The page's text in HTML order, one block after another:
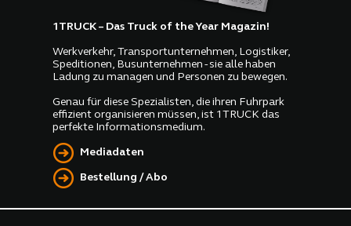
1TRUCK – Das Truck of the Year Magazin!
Werkverkehr, Transportunternehmen, Logistiker,
Speditionen, Busunternehmen - sie alle haben
Ladung zu managen und Personen zu bewegen.
Genau für diese Spezialisten, die ihren Fuhrpark
effizient organisieren müssen, ist 1TRUCK das
perfekte Informationsmedium.
Mediadaten
Bestellung / Abo